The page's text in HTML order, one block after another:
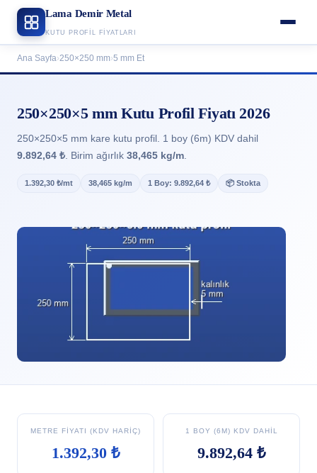
Lama Demir Metal
KUTU PROFIL FIYATLARI
Ana Sayfa›250×250 mm›5 mm Et
250×250×5 mm Kutu Profil Fiyatı 2026
250×250×5 mm kare kutu profil. 1 boy (6m) KDV dahil
9.892,64 ₺ . Birim ağırlık 38,465 kg/m
1.392,30 ₺/mt 38,465 kg/m 1 Boy: 9.892,64 ₺ 📦 Stokta
METRE FIYATI (KDV HARIÇ)
1.392,30 ₺
1 BOY (6M) KDV DAHIL
9.892,64 ₺